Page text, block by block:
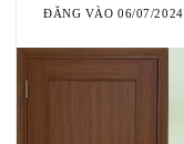
ĐĂNG VÀO06/07/2024